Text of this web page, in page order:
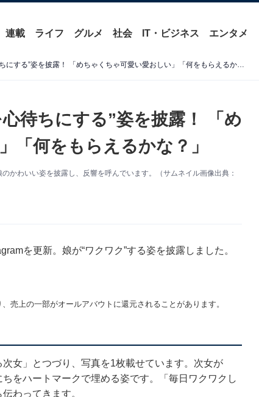
連載 ライフ グルメ 社会 IT・ビジネス エンタメ
藤本美貴、次女が“誕生日を心待ちにする”姿を披露！ 「めちゃくちゃ可愛い愛おしい」「何をもらえるかな？」
待ちにする”姿を披露！ 「め
「何をもらえるかな？」
かわいい姿を披露し、反響を呼んでいます。（サムネイル画像出典：
を更新。娘が“ワクワク”する姿を披露しました。
売上の一部がオールアバウトに還元されることがあります。
女」とつづり、写真を1枚載せています。次女が
をハートマークで埋める姿です。「毎日ワクワクし
わってきます。